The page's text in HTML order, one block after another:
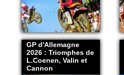
GP d'Allemagne
2026 : Triomphes de
L.Coenen, Valin et
Cannon